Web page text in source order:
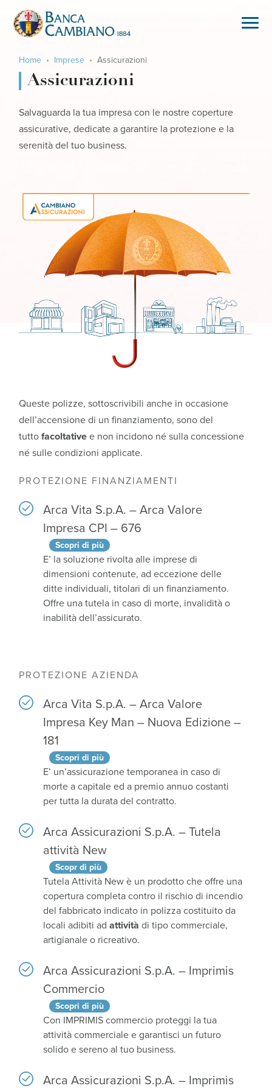
Home Imprese Assicurazioni
Assicurazioni
Salvaguarda la tua impresa con le nostre coperture
assicurative, dedicate a garantire la protezione e la
serenità del tuo business.
Queste polizze, sottoscrivibili anche in occasione
dell’accensione di un finanziamento, sono del
tuttofacoltative e non incidono né sulla concessione
né sulle condizioni applicate.
PROTEZIONE FINANZIAMENTI
Arca Vita S.p.A. – Arca Valore
Impresa CPI – 676
Scopri di più
E’ la soluzione rivolta alle imprese di
dimensioni contenute, ad eccezione delle
ditte individuali, titolari di un finanziamento.
Offre una tutela in caso di morte, invalidità o
inabilità dell’assicurato.
PROTEZIONE AZIENDA
Arca Vita S.p.A. – Arca Valore
Impresa Key Man – Nuova Edizione –
181
Scopri di più
E’ un’assicurazione temporanea in caso di
morte a capitale ed a premio annuo costanti
per tutta la durata del contratto.
Arca Assicurazioni S.p.A. – Tutela
attività New
Scopr di più
Tutela Attività New è un prodotto che offre una
copertura completa contro il rischio di incendio
del fabbricato indicato in polizza costituito da
locali adibiti adattività di tipo commerciale,
artigianale o ricreativo.
Arca Assicurazioni S.p.A. – Imprimis
Commercio
Scopri di più
Con IMPRIMIS commercio proteggi la tua
attività commerciale e garantisci un futuro
solido e sereno al tuo business.
Arca Assicurazioni S.p.A. – Imprimis